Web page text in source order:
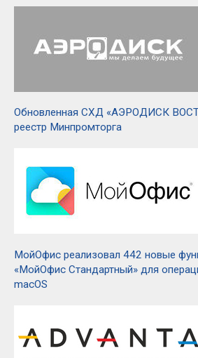
Обновленная СХД «АЭРОДИСК
реестр Минпромторга
МойОфис реализовал 442 новые
«МойОфис Стандартный» для
macOS